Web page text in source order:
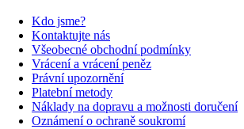
Kdo jsme?
Kontaktujte nás
Všeobecné obchodní podmínky
Vrácení a vrácení peněz
Právní upozornění
Platební metody
Náklady na dopravu a možnosti doručení
Oznámení o ochraně soukromí